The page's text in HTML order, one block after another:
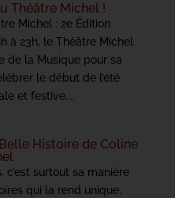
Théâtre Michel !
Michel : 2e Édition
à 23h, le Théâtre Michel
de la Musique pour sa
le début de l’été
et festive....
Histoire de Coline
c’est surtout sa manière
qui la rend unique.